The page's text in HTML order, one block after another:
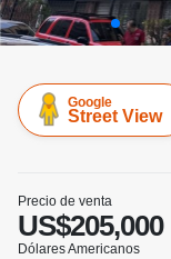
Google
Street View
Precio de venta
US$205,000
Dólares Americanos